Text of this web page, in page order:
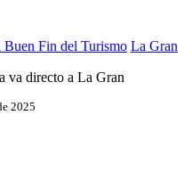
Buen Fin del Turismo La Gran
2025